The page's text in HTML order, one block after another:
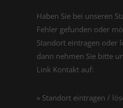
Haben Sie bei unseren
Fehler gefunden oder
Standort eintragen oder
dann nehmen Sie bitte
Link Kontakt auf:
» Standort eintragen /